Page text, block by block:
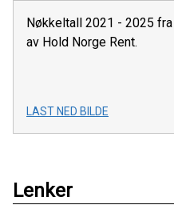
Nøkkeltall 2021 - 2025
av Hold Norge Rent.
LAST NED BILDE
Lenker